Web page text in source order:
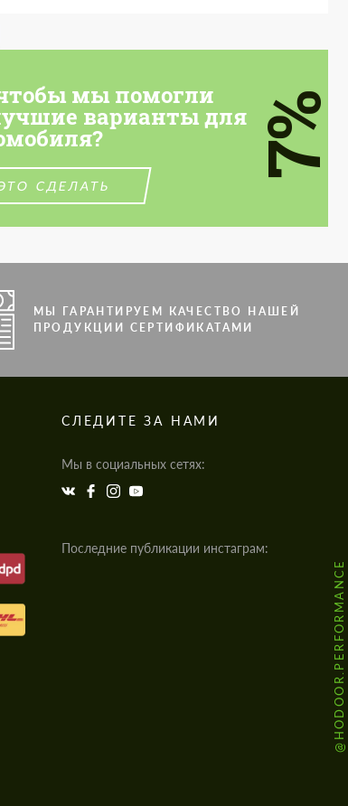
мы помогли
варианты для
СДЕЛАТЬ
7%
МЫ ГАРАНТИРУЕМ КАЧЕСТВО НАШЕЙ
ПРОДУКЦИИ СЕРТИФИКАТАМИ
СЛЕДИТЕ ЗА НАМИ
Мы в социальных сетях:
Последние публикации инстаграм:
@HODOOR.PERFORMANCE